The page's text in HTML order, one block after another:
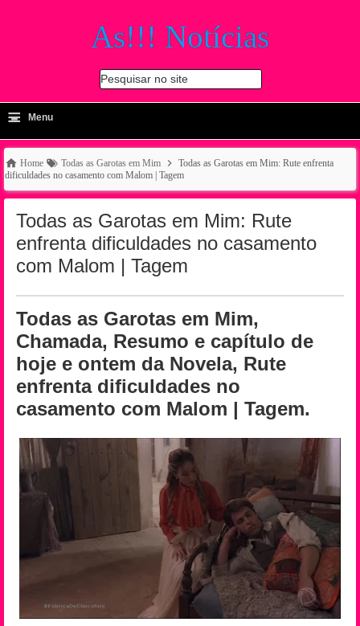
As!!! Notícias
Pesquisar no site
-
≡ Menu
Home Todas as Garotas em Mim
Todas as Garotas em Mim: Rute enfrenta
dificuldades no casamento com Malom | Tagem
Todas as Garotas em Mim: Rute
enfrenta dificuldades no casamento
com Malom | Tagem
Todas as Garotas em Mim,
Chamada, Resumo e capítulo de
hoje e ontem da Novela, Rute
enfrenta dificuldades no
casamento com Malom | Tagem.